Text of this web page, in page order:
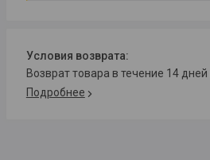
возврат товара в течение 14 дней
Подробнее